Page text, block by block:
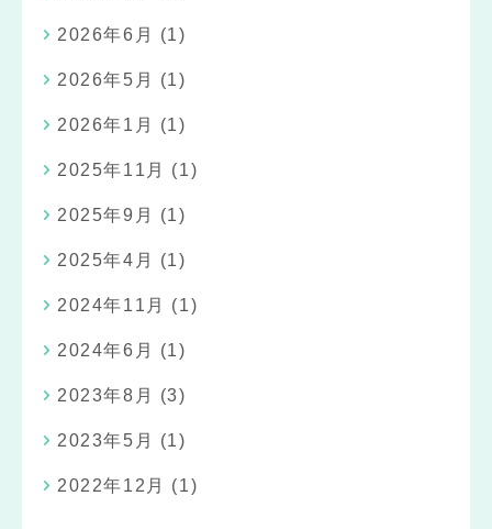
2026年6月 (1)
2026年5月 (1)
2026年1月 (1)
2025年11月 (1)
2025年9月 (1)
2025年4月 (1)
2024年11月 (1)
2024年6月 (1)
2023年8月 (3)
2023年5月 (1)
2022年12月 (1)